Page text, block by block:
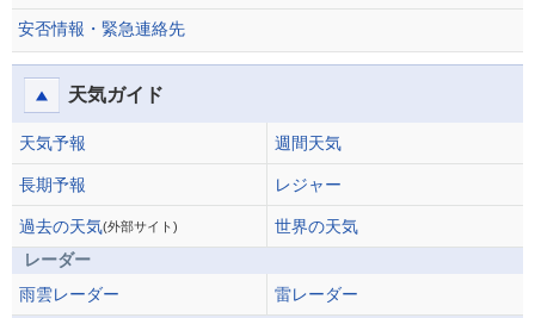
安否情報・緊急連絡先
天気ガイド
天気予報 週間天気
長期予報 レジャー
過去の天気(外部サイト)
世界の天気
レーダー
雨雲レーダー
雷レーダー